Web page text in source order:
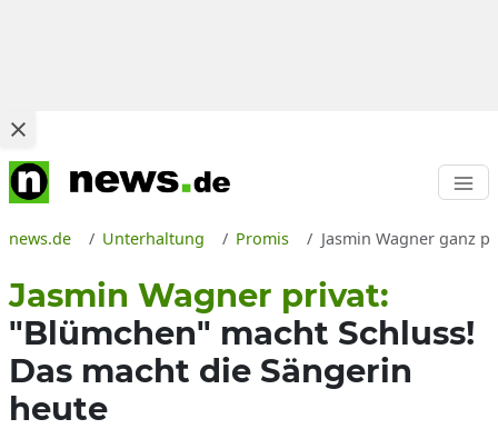
news.de Unterhaltung Promis Jasmin Wagner ganz
Jasmin Wagner privat:
"Blümchen" macht Schluss!
Das macht die Sängerin
heute